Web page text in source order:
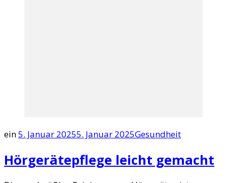
ein5. Januar 20255. Januar 2025Gesundheit
Hörgerätepflege leicht gemacht